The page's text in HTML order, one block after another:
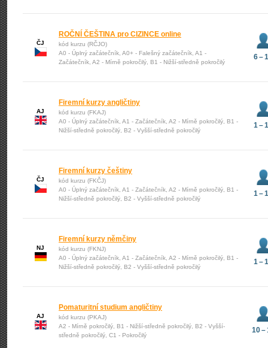
ČJ
ROČNÍ ČEŠTINA pro CIZINCE online
kód kurzu (RČJO)
A0 - Úplný začátečník, A0+ - Falešný začátečník, A1 -
Začátečník, A2 - Mírně pokročilý, B1 - Nižší-středně pokročilý
6 –
AJ
Firemní kurzy angličtiny
kód kurzu (FKAJ)
A0 - Úplný začátečník, A1 - Začátečník, A2 - Mírně pokročilý, B1 -
Nižší-středně pokročilý, B2 - Vyšší-středně pokročilý
1 –
ČJ
Firemní kurzy češtiny
kód kurzu (FKČJ)
A0 - Úplný začátečník, A1 - Začátečník, A2 - Mírně pokročilý, B1 -
Nižší-středně pokročilý, B2 - Vyšší-středně pokročilý
1 –
NJ
Firemní kurzy němčiny
kód kurzu (FKNJ)
A0 - Úplný začátečník, A1 - Začátečník, A2 - Mírně pokročilý, B1 -
Nižší-středně pokročilý, B2 - Vyšší-středně pokročilý
1 –
AJ
Pomaturitní studium angličtiny
kód kurzu (PKAJ)
A2 - Mírně pokročilý, B1 - Nižší-středně pokročilý, B2 - Vyšší-
středně pokročilý, C1 - Pokročilý
10 –